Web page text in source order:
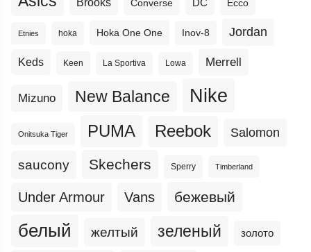
Converse DC Ecco
Etnies hoka Hoka One One Inov-8 Jordan
Keds Keen La Sportiva Lowa Merrell
Mizuno New Balance Nike
Onitsuka Tiger PUMA Reebok Salomon
saucony Skechers Sperry Timberland
Under Armour Vans бежевый
белый желтый зеленый золото